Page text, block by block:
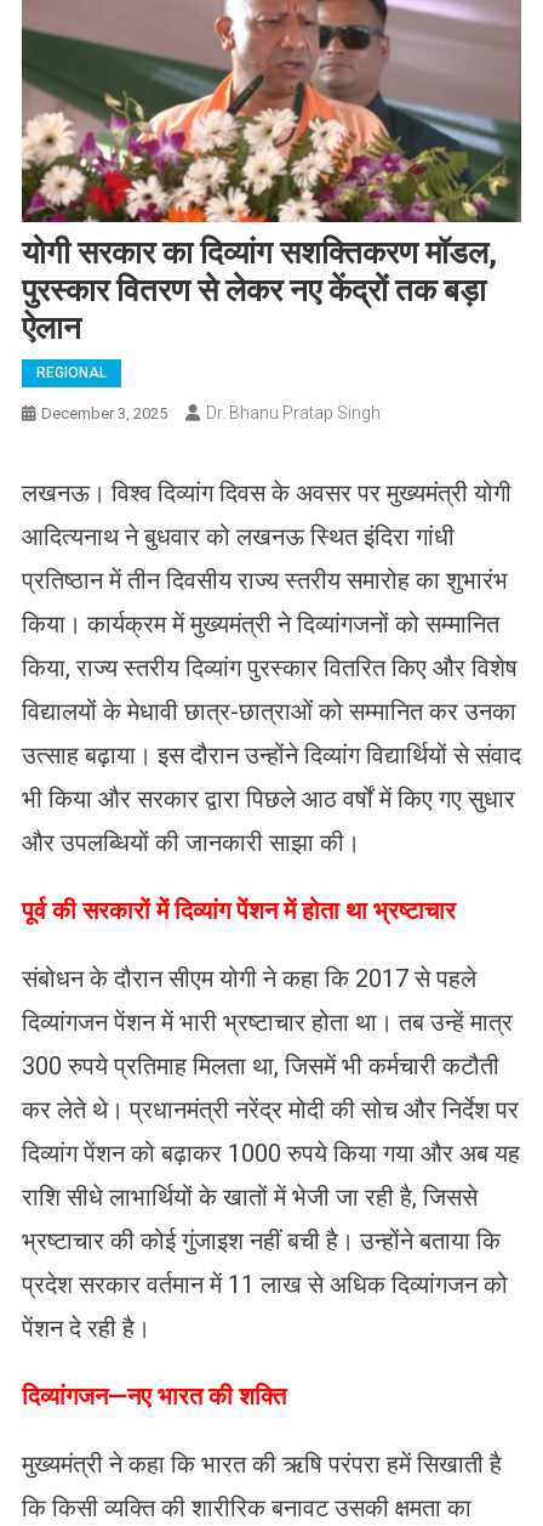
योगी सरकार का दिव्यांग सशक्तिकरण मॉडल,
पुरस्कार वितरण से लेकर नए केंद्रों तक बड़ा
ऐलान
REGIONAL
December 3, 2025 Dr. Bhanu Pratap Singh
लखनऊ। विश्व दिव्यांग दिवस के अवसर पर मुख्यमंत्री योगी
आदित्यनाथ ने बुधवार को लखनऊ स्थित इंदिरा गांधी
प्रतिष्ठान में तीन दिवसीय राज्य स्तरीय समारोह का शुभारंभ
किया। कार्यक्रम में मुख्यमंत्री ने दिव्यांगजनों को सम्मानित
किया, राज्य स्तरीय दिव्यांग पुरस्कार वितरित किए और विशेष
विद्यालयों के मेधावी छात्र-छात्राओं को सम्मानित कर उनका
उत्साह बढ़ाया। इस दौरान उन्होंने दिव्यांग विद्यार्थियों से संवाद
भी किया और सरकार द्वारा पिछले आठ वर्षों में किए गए सुधार
और उपलब्धियों की जानकारी साझा की।
पूर्व की सरकारों में दिव्यांग पेंशन में होता था भ्रष्टाचार
संबोधन के दौरान सीएम योगी ने कहा कि 2017 से पहले
दिव्यांगजन पेंशन में भारी भ्रष्टाचार होता था। तब उन्हें मात्र
300 रुपये प्रतिमाह मिलता था, जिसमें भी कर्मचारी कटौती
कर लेते थे। प्रधानमंत्री नरेंद्र मोदी की सोच और निर्देश पर
दिव्यांग पेंशन को बढ़ाकर 1000 रुपये किया गया और अब यह
राशि सीधे लाभार्थियों के खातों में भेजी जा रही है, जिससे
भ्रष्टाचार की कोई गुंजाइश नहीं बची है। उन्होंने बताया कि
प्रदेश सरकार वर्तमान में 11 लाख से अधिक दिव्यांगजन को
पेंशन दे रही है।
दिव्यांगजन—नए भारत की शक्ति
मुख्यमंत्री ने कहा कि भारत की ऋषि परंपरा हमें सिखाती है
कि किसी व्यक्ति की शारीरिक बनावट उसकी क्षमता का